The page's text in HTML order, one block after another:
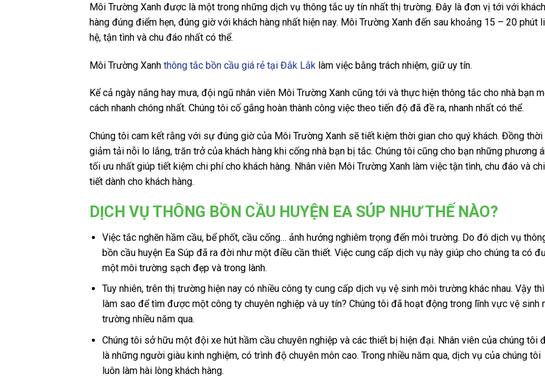
Môi Trường Xanh được là một trong những dịch vụ thông tắc uy tín nhất thị trường. Đây là đơn vị tới với khách
hàng đúng điểm hẹn, đúng giờ với khách hàng nhất hiện nay. Môi Trường Xanh đến sau khoảng 15 – 20 phút
hệ, tận tình và chu đáo nhất có thể.
Môi Trường Xanh thông tắc bồn cầu giá rẻ tại Đắk Lắk làm việc bằng trách nhiệm, giữ uy tín.
Kể cả ngày nắng hay mưa, đội ngũ nhân viên Môi Trường Xanh cũng tới và thực hiện thông tắc cho nhà bạn
cách nhanh chóng nhất. Chúng tôi cố gắng hoàn thành công việc theo tiến độ đã đề ra, nhanh nhất có thể.
Chúng tôi cam kết rằng với sự đúng giờ của Môi Trường Xanh sẽ tiết kiệm thời gian cho quý khách. Đồng thời
giảm tải nỗi lo lắng, trăn trở của khách hàng khi cống nhà bạn bị tắc. Chúng tôi cũng cho bạn những phương
tối ưu nhất giúp tiết kiệm chi phí cho khách hàng. Nhân viên Môi Trường Xanh làm việc tận tình, chu đáo và chi
tiết dành cho khách hàng.
DỊCH VỤ THÔNG BỒN CẦU HUYỆN EA SÚP NHƯ THẾ NÀO?
Việc tắc nghẽn hầm cầu, bể phốt, cầu cống… ảnh hưởng nghiêm trọng đến môi trường. Do đó dịch vụ
bồn cầu huyện Ea Súp đã ra đời như một điều cần thiết. Việc cung cấp dịch vụ này giúp cho chúng ta có
một môi trường sạch đẹp và trong lành.
Tuy nhiên, trên thị trường hiện nay có nhiều công ty cung cấp dịch vụ vệ sinh môi trường khác nhau. Vậy thì
làm sao để tìm được một công ty chuyên nghiệp và uy tín? Chúng tôi đã hoạt động trong lĩnh vực vệ sinh
trường nhiều năm qua.
Chúng tôi sở hữu một đội xe hút hầm cầu chuyên nghiệp và các thiết bị hiện đại. Nhân viên của chúng tôi
là những người giàu kinh nghiệm, có trình độ chuyên môn cao. Trong nhiều năm qua, dịch vụ của chúng tôi
luôn làm hài lòng khách hàng.